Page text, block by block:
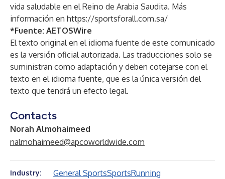
vida saludable en el Reino de Arabia Saudita. Más
información en https://sportsforall.com.sa/
*Fuente: AETOSWire
El texto original en el idioma fuente de este comunicado
es la versión oficial autorizada. Las traducciones solo se
suministran como adaptación y deben cotejarse con el
texto en el idioma fuente, que es la única versión del
texto que tendrá un efecto legal.
Contacts
Norah Almohaimeed
nalmohaimeed@apcoworldwide.com
Industry: General SportsSportsRunning